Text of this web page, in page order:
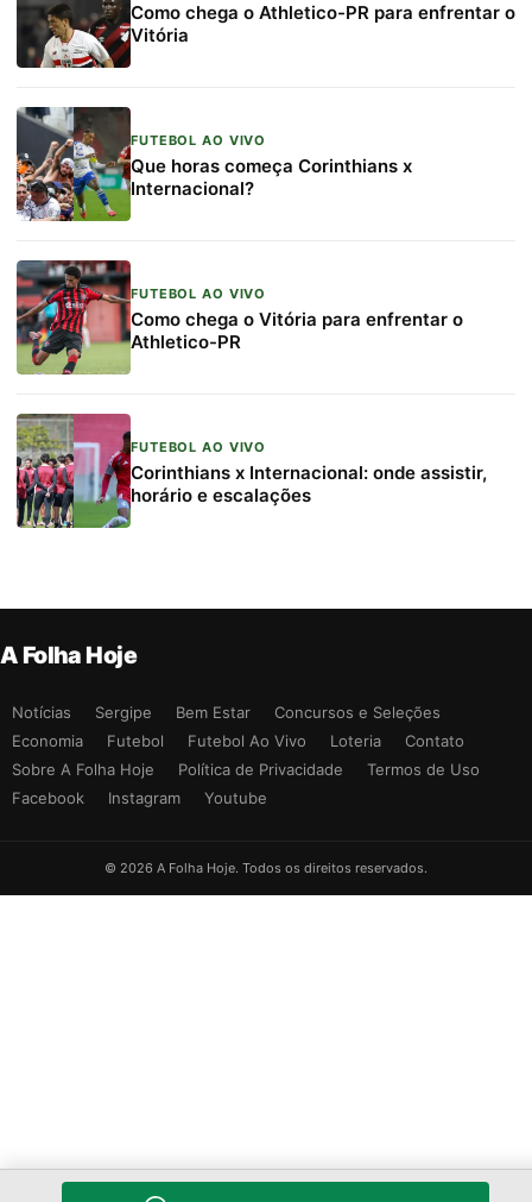
Como chega o Athletico-PR para enfrentar o
Vitória
FUTEBOL AO VIVO
Que horas começa Corinthians x
Internacional?
FUTEBOL AO VIVO
Como chega o Vitória para enfrentar o
Athletico-PR
FUTEBOL AO VIVO
Corinthians x Internacional: onde assistir,
horário e escalações
A Folha Hoje
Notícias Sergipe Bem Estar
Concursos e Seleções
Economia
Futebol Futebol Ao Vivo Loteria
Contato
Sobre A Folha Hoje
Política de Privacidade
Termos de Uso
Facebook
Instagram Youtube
© 2026 A Folha Hoje. Todos os direitos reservados.